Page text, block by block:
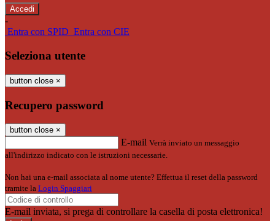
-
Entra con SPID Entra con CIE
Seleziona utente
button close ×
Recupero password
button close ×
E-mail Verrà inviato un messaggio
all'indirizzo indicato con le istruzioni necessarie.
Non hai una e-mail associata al nome utente? Effettua il reset della password
tramite la Login Spaggiari
E-mail inviata, si prega di controllare la casella di posta elettronica!